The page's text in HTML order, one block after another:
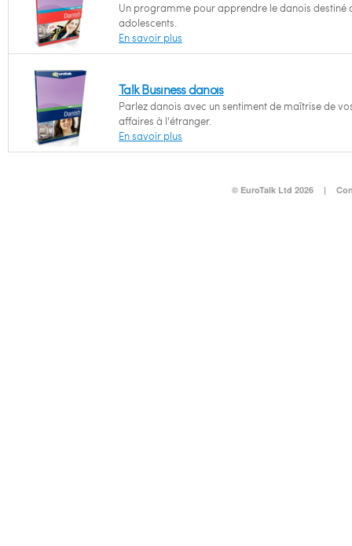
Un programme pour apprendre le danois destiné
adolescents.
En savoir plus
Talk Business danois
Parlez danois avec un sentiment de maîtrise de
affaires à l'étranger.
En savoir plus
© EuroTalk Ltd 2026 |